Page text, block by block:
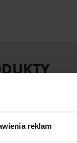
reklam